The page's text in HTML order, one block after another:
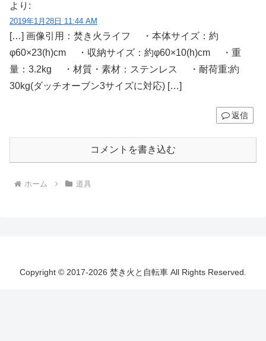
より:
2019年1月28日 11:44 AM
[…] 画像引用：焚き火ライフ ・本体サイズ：約
φ60×23(h)cm ・収納サイズ：約φ60×10(h)cm ・重
量：3.2kg ・材質・素材：ステンレス ・耐荷重:約
30kg(ダッチオーブン3サイズに対応) […]
返信
コメントを書き込む
ホーム 道具
Copyright © 2017-2026 焚き火と自転車 All Rights Reserved.